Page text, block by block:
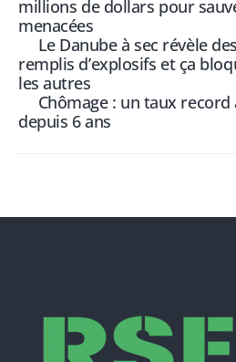
millions de dollars pour
menacées
Le Danube à sec révèle
remplis d’explosifs et ça
les autres
Chômage : un taux record
depuis 6 ans